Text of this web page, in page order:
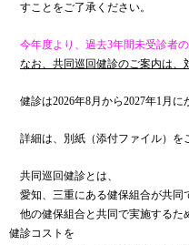
すことをご了承ください。
今年度より、過去3年間未受診者
なお、共同巡回健診のご案内は、
健診は2026年8月から2027年1月に
詳細は、別紙（添付ファイル）を
共同巡回健診とは、
愛知、三重にある健保組合が共同
他の健保組合と共同で実施するた
健診コストを